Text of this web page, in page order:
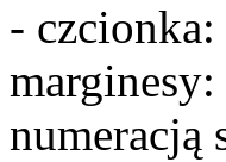
-
numeracją